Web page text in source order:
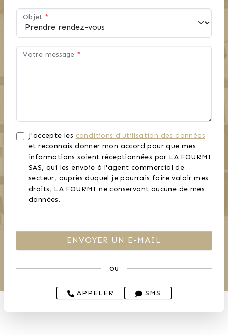
Objet *
Votre message *
J'accepte les conditions d'utilisation des données
et reconnais donner mon accord pour que mes
informations soient réceptionnées par LA FOURMI
SAS, qui les envoie à l'agent commercial de
secteur, auprès duquel je pourrais faire valoir mes
droits, LA FOURMI ne conservant aucune de mes
données.
ou
APPELER SMS